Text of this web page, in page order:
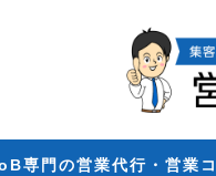
専門の営業代行・営業